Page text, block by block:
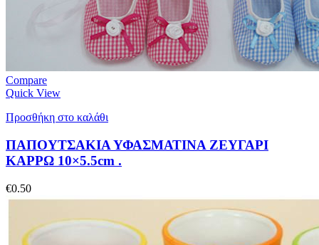
Compare
Quick View
Προσθήκη στο καλάθι
ΠΑΠΟΥΤΣΑΚΙΑ ΥΦΑΣΜΑΤΙΝΑ ΖΕΥΓΑΡΙ
ΚΑΡΡΩ 10×5.5cm .
€0.50